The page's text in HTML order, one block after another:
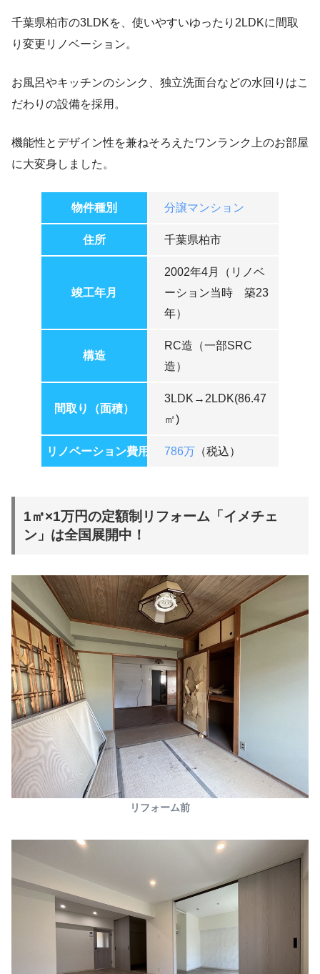
千葉県柏市の3LDKを、使いやすいゆったり2LDKに間取
り変更リノベーション。
お風呂やキッチンのシンク、独立洗面台などの水回りはこ
だわりの設備を採用。
機能性とデザイン性を兼ねそろえたワンランク上のお部屋
に大変身しました。
物件種別 分譲マンション
住所 千葉県柏市
竣工年月
2002年4月（リノベ
ーション当時 築23
年）
構造
RC造（一部SRC
造）
間取り（面積）
3LDK→2LDK(86.47
㎡)
リノベーション費用 786万 （税込）
1㎡×1万円の定額制リフォーム「イメチェ
ン」は全国展開中！
リフォーム前